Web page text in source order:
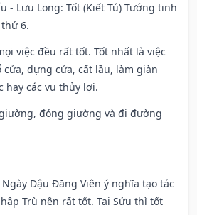
- Lưu Long: Tốt (Kiết Tú) Tướng tinh
6.
việc đều rất tốt. Tốt nhất là việc
dựng cửa, cất lầu, làm giàn
hay các vụ thủy lợi.
đóng giường và đi đường
Dậu Đăng Viên ý nghĩa tạo tác
Trù nên rất tốt. Tại Sửu thì tốt